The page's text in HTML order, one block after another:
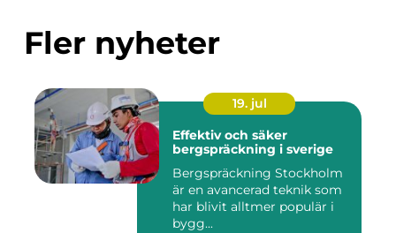
Fler nyheter
19. jul
Effektiv och säker
bergspräckning i sverige
Bergspräckning Stockholm
är en avancerad teknik som
har blivit alltmer populär i
bygg...